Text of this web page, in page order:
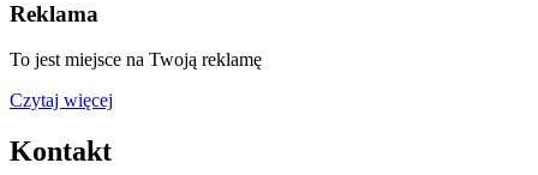
Reklama
To jest miejsce na Twoją reklamę
Czytaj więcej
Kontakt